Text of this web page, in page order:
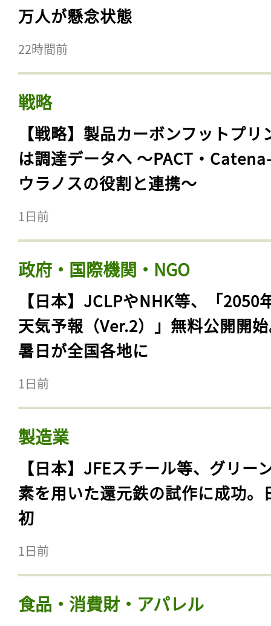
万人が懸念状態
22時間前
戦略
【戦略】製品カーボンフットプリ
は調達データへ 〜PACT・
ウラノスの役割と連携〜
1日前
政府・国際機関・NGO
【日本】JCLPやNHK等、「2050
天気予報（Ver.2）」無料公開開
暑日が全国各地に
1日前
製造業
【日本】JFEスチール等、グリー
素を用いた還元鉄の試作に成功。
初
1日前
食品・消費財・アパレル